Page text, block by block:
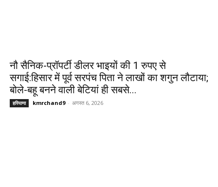
नौ सैनिक-प्रॉपर्टी डीलर भाइयों की 1 रुपए से
सगाई:हिसार में पूर्व सरपंच पिता ने लाखों का शगुन लौटाया;
बोले-बहू बनने वाली बेटियां ही सबसे...
हरियाणा kmrchand9 - अगस्त 6, 2026